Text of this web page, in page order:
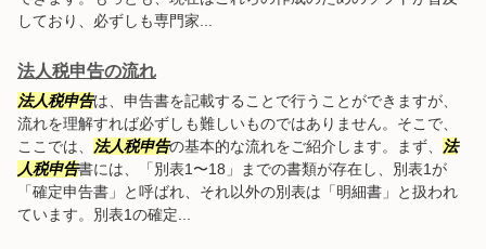
しており、必ずしも専門家...
法人税申告の流れ
法人税申告は、申告書を記載することで行うことができますが、
流れを理解すれば必ずしも難しいものではありません。そこで、
ここでは、
法人税申告の基本的な流れをご紹介します。まず、
法
人税申告書には、「別表1〜18」までの書類が存在し、別表1が
「確定申告書」と呼ばれ、それ以外の別表は「明細書」と扱われ
ています。別表1の確定...